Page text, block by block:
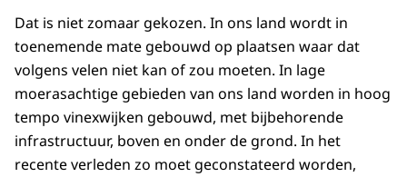
Dat is niet zomaar gekozen. In ons land wordt in
toenemende mate gebouwd op plaatsen waar dat
volgens velen niet kan of zou moeten. In lage
moerasachtige gebieden van ons land worden in hoog
tempo vinexwijken gebouwd, met bijbehorende
infrastructuur, boven en onder de grond. In het
recente verleden zo moet geconstateerd worden,